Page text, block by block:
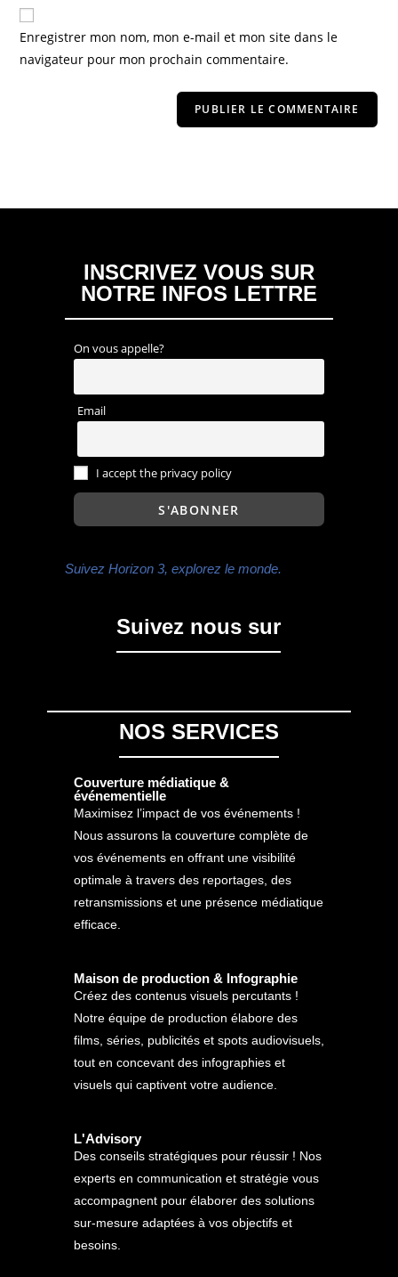
Enregistrer mon nom, mon e-mail et mon site dans le
navigateur pour mon prochain commentaire.
INSCRIVEZ VOUS SUR
NOTRE INFOS LETTRE
On vous appelle?
Email
I accept the privacy policy
Suivez Horizon 3, explorez le monde.
Suivez nous sur
NOS SERVICES
Couverture médiatique &
événementielle
Maximisez l’impact de vos événements !
Nous assurons la couverture complète de
vos événements en offrant une visibilité
optimale à travers des reportages, des
retransmissions et une présence médiatique
efficace.
Maison de production & Infographie
Créez des contenus visuels percutants !
Notre équipe de production élabore des
films, séries, publicités et spots audiovisuels,
tout en concevant des infographies et
visuels qui captivent votre audience.
L'Advisory
Des conseils stratégiques pour réussir ! Nos
experts en communication et stratégie vous
accompagnent pour élaborer des solutions
sur-mesure adaptées à vos objectifs et
besoins.